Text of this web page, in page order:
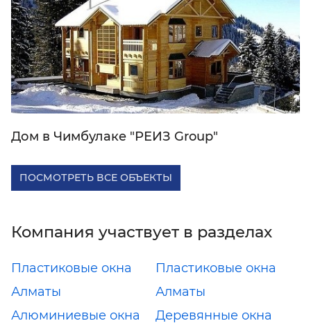
Дом в Чимбулаке "РЕИЗ Group"
ПОСМОТРЕТЬ ВСЕ ОБЪЕКТЫ
Компания участвует в разделах
Пластиковые окна
Алматы
Пластиковые окна
Алматы
Алюминиевые окна
Деревянные окна